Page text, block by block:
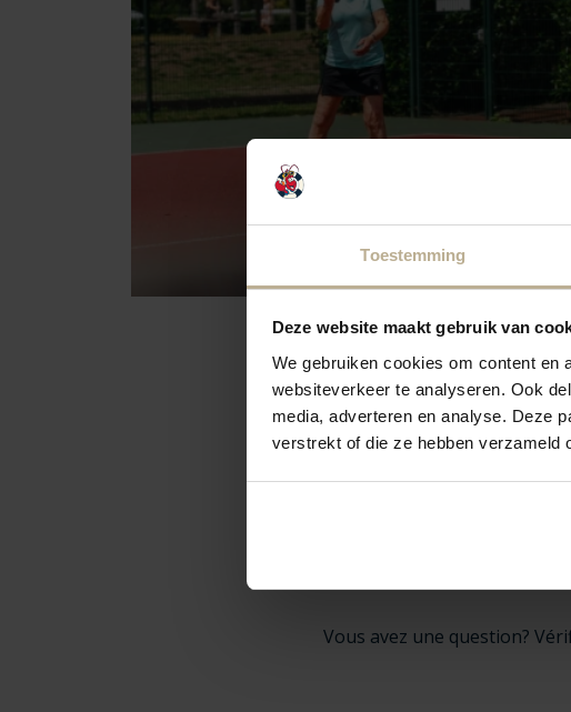
Toestemming
Deze website maakt gebruik van
We gebruiken cookies om content en
websiteverkeer te analyseren. Ook
media, adverteren en analyse. Deze
verstrekt of die ze hebben verzameld
Vous avez une question?